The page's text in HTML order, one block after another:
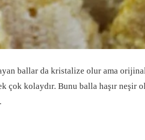
ballar da kristalize olur ama
çok kolaydır. Bunu balla haşır